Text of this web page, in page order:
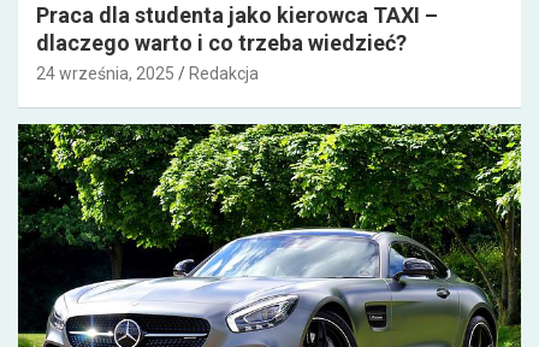
Praca dla studenta jako kierowca TAXI –
dlaczego warto i co trzeba wiedzieć?
24 września, 2025 Redakcja